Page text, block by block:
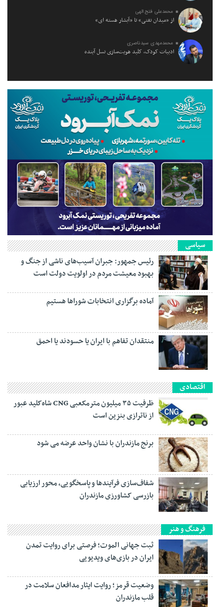
محمدعلی فتح الهی
از «میدان نفتی» تا «آبشار هسته ای»
محمدمهدی سیدناصری
ادبیات کودک، کلید هویت‌سازی نسل آینده
سیاسی
رئیس جمهور: جبران آسیب‌های ناشی از جنگ و
بهبود معیشت مردم در اولویت دولت است
آماده برگزاری انتخابات شورا‌ها هستیم
منتقدان تفاهم با ایران یا حسودند یا احمق
اقتصادی
ظرفیت ۳۵ میلیون مترمکعبی CNG شاه‌کلید عبور
از ناترازی بنزین است
برنج مازندران با نشان واحد عرضه می شود
شفاف‌سازی فرآیند‌ها و پاسخگویی، محور ارزیابی
بازرسی کشاورزی مازندران
فرهنگ و هنر
ثبت جهانی الموت؛ فرصتی برای روایت تمدن
ایران در بازی‌های ویدیویی
وضعیت قرمز؛ روایت ایثار مدافعان سلامت در
قلب مازندران